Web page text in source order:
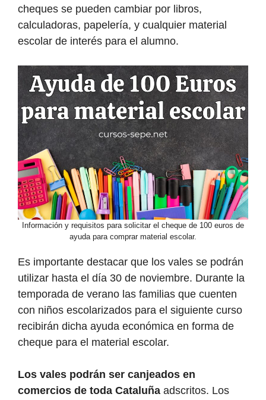
cheques se pueden cambiar por libros,
calculadoras, papelería, y cualquier material
escolar de interés para el alumno.
Información y requisitos para solicitar el cheque de 100 euros de
ayuda para comprar material escolar.
Es importante destacar que los vales se podrán
utilizar hasta el día 30 de noviembre. Durante la
temporada de verano las familias que cuenten
con niños escolarizados para el siguiente curso
recibirán dicha ayuda económica en forma de
cheque para el material escolar.
Los vales podrán ser canjeados en
comercios de toda Cataluña adscritos. Los